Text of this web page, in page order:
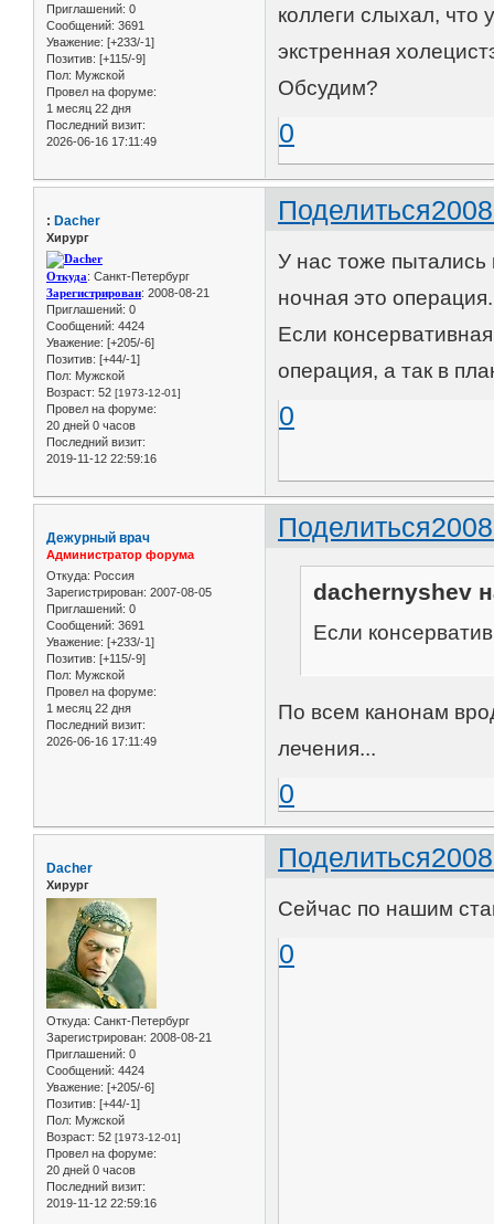
Приглашений: 0
Сообщений: 3691
Уважение: [+233/-1]
Позитив: [+115/-9]
Пол: Мужской
Провел на форуме:
1 месяц 22 дня
Последний визит:
2026-06-16 17:11:49
коллеги слыхал, что
экстренная
Обсудим?
0
Поделиться
: Dacher
Хирург
Откуда: Санкт-Петербург
Зарегистрирован: 2008-08-21
Приглашений: 0
Сообщений: 4424
Уважение: [+205/-6]
Позитив: [+44/-1]
Пол: Мужской
Возраст: 52 [1973-12-01]
Провел на форуме:
20 дней 0 часов
Последний визит:
2019-11-12 22:59:16
У нас тоже пытались
ночная это
Если
операция, а так в
0
Поделиться
Дежурный врач
Администратор форума
Откуда: Россия
Зарегистрирован: 2007-08-05
Приглашений: 0
Сообщений: 3691
Уважение: [+233/-1]
Позитив: [+115/-9]
Пол: Мужской
Провел на форуме:
1 месяц 22 дня
Последний визит:
2026-06-16 17:11:49
dachernyshev
Если
По всем канонам
лечения...
0
Поделиться
Dacher
Хирург
Откуда: Санкт-Петербург
Зарегистрирован: 2008-08-21
Приглашений: 0
Сообщений: 4424
Уважение: [+205/-6]
Позитив: [+44/-1]
Пол: Мужской
Возраст: 52 [1973-12-01]
Провел на форуме:
20 дней 0 часов
Последний визит:
2019-11-12 22:59:16
Сейчас по нашим
0